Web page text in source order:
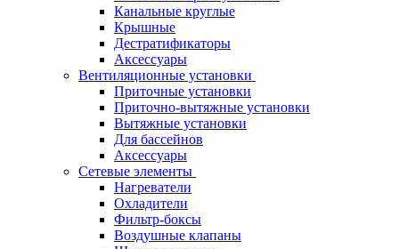
Канальные круглые
Крышные
Дестратификаторы
Аксессуары
Вентиляционные установки
Приточные установки
Приточно-вытяжные установки
Вытяжные установки
Для бассейнов
Аксессуары
Сетевые элементы
Нагреватели
Охладители
Фильтр-боксы
Воздушные клапаны